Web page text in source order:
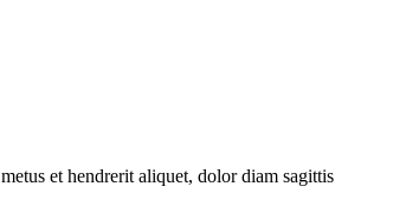
et hendrerit aliquet, dolor diam sagittis